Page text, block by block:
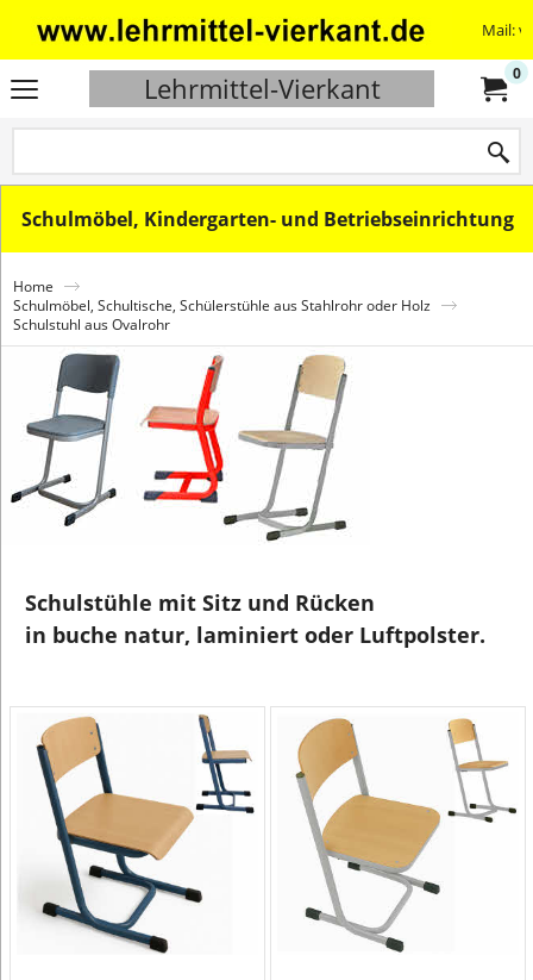
Mail:
Lehrmittel-Vierkant 0
Schulmöbel, Kindergarten- und Betriebseinrichtung
Home
Schulmöbel, Schultische, Schülerstühle aus Stahlrohr oder Holz
Schulstuhl aus Ovalrohr
Schulstühle mit Sitz und Rücken
in buche natur, laminiert oder Luftpolster.